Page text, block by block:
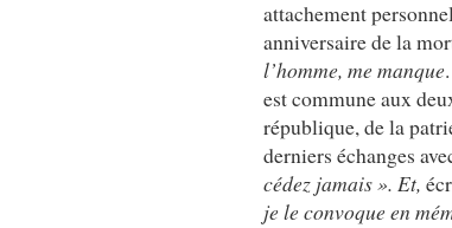
attachement
anniversaire de la
l’homme, me manque
est commune aux
république, de la
derniers échanges
cédez jamais ». Et,
je le convoque en